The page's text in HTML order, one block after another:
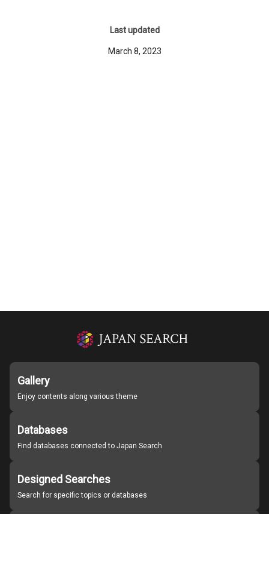
Last updated
March 8, 2023
Gallery
Enjoy contents along various theme
Databases
Find databases connected to Japan Search
Designed Searches
Search for specific topics or databases